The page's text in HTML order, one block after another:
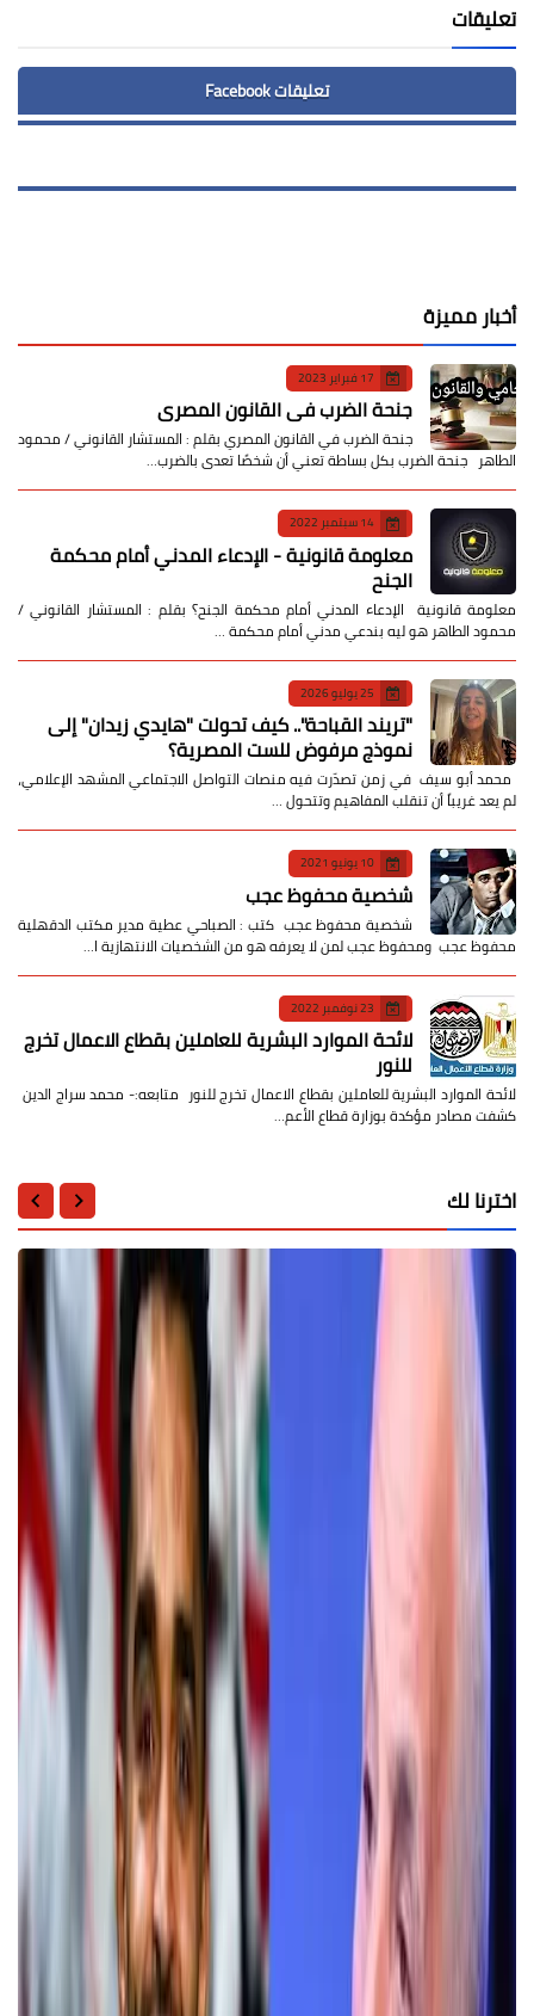
تعليقات
تعليقات Facebook
أخبار مميزة
17 فبراير 2023
جنحة الضرب في القانون المصري
جنحة الضرب في القانون المصري بقلم : المستشار القانوني / محمود
الطاهر جنحة الضرب بكل بساطة تعني أن شخصًا تعدى بالضرب…
14 سبتمبر 2022
معلومة قانونية - الإدعاء المدني أمام محكمة
الجنح
معلومة قانونية الإدعاء المدني أمام محكمة الجنح؟ بقلم : المستشار القانوني /
محمود الطاهر هو ليه بندعي مدني أمام محكمة …
25 يوليو 2026
​"تريند القباحة".. كيف تحولت "هايدي زيدان" إلى
نموذج مرفوض للست المصرية؟
​ محمد أبو سيف ​في زمن تصدّرت فيه منصات التواصل الاجتماعي المشهد الإعلامي،
لم يعد غريباً أن تنقلب المفاهيم وتتحول …
10 يونيو 2021
شخصية محفوظ عجب
شخصية محفوظ عجب كتب : الصباحي عطية مدير مكتب الدقهلية
محفوظ عجب ومحفوظ عجب لمن لا يعرفه هو من الشخصيات الانتهازية ا…
23 نوفمبر 2022
لائحة الموارد البشرية للعاملين بقطاع الاعمال تخرج
للنور
لائحة الموارد البشرية للعاملين بقطاع الاعمال تخرج للنور متابعه:- محمد سراج الدين
كشفت مصادر مؤكدة بوزارة قطاع الأعم…
اخترنا لك